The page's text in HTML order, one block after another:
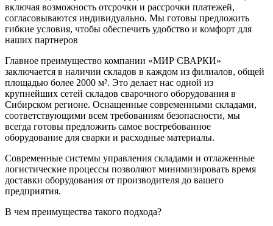
включая возможность отсрочки и рассрочки платежей,
согласовываются индивидуально. Мы готовы предложить
гибкие условия, чтобы обеспечить удобство и комфорт для
наших партнеров
Главное преимущество компании «МИР СВАРКИ»
заключается в наличии складов в каждом из филиалов, общей
площадью более 2000 м². Это делает нас одной из
крупнейших сетей складов сварочного оборудования в
Сибирском регионе. Оснащенные современными складами,
соответствующими всем требованиям безопасности, мы
всегда готовы предложить самое востребованное
оборудование для сварки и расходные материалы.
Современные системы управления складами и отлаженные
логистические процессы позволяют минимизировать время
доставки оборудования от производителя до вашего
предприятия.
В чем преимущества такого подхода?